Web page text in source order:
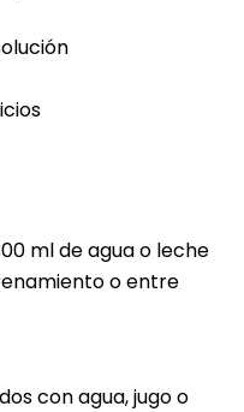
ml de agua o leche
o entre
con agua, jugo o